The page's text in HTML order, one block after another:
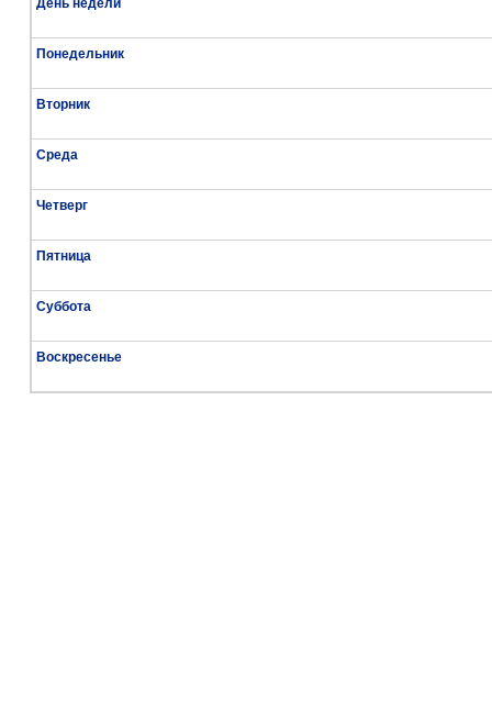
День недели
Понедельник
Вторник
Среда
Четверг
Пятница
Суббота
Воскресенье